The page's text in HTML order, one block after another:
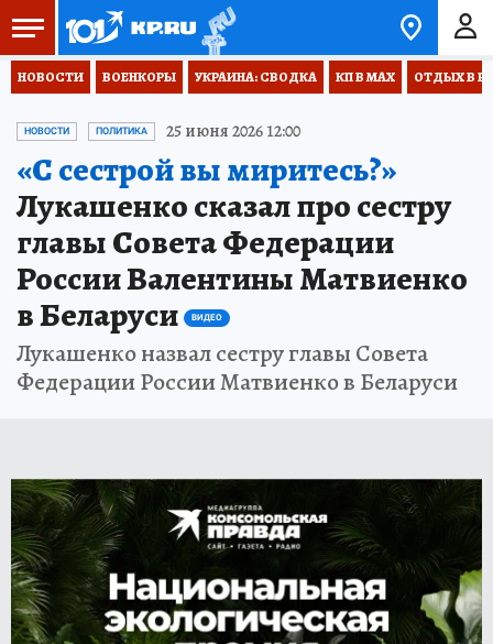
НОВОСТИ ВОЕНКОРЫ УКРАИНА: СВОДКА КП В МАХ ОТДЫХ В
НОВОСТИ ПОЛИТИКА 25 июня 2026 12:00
«С сестрой вы миритесь?»
Лукашенко сказал про сестру
главы Совета Федерации
России Валентины Матвиенко
в Беларуси
ВИДЕО
Лукашенко назвал сестру главы Совета
Федерации России Матвиенко в Беларуси